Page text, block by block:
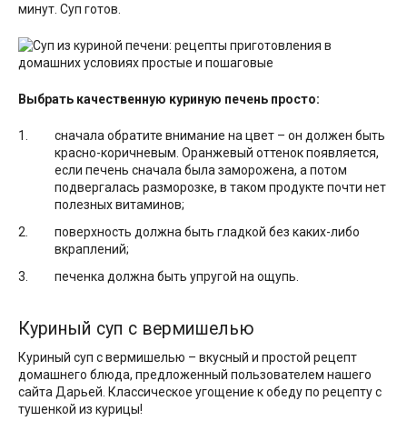
минут. Суп готов.
Выбрать качественную куриную печень просто:
сначала обратите внимание на цвет – он должен быть
красно-коричневым. Оранжевый оттенок появляется,
если печень сначала была заморожена, а потом
подвергалась разморозке, в таком продукте почти нет
полезных витаминов;
поверхность должна быть гладкой без каких-либо
вкраплений;
печенка должна быть упругой на ощупь.
Куриный суп с вермишелью
Куриный суп с вермишелью – вкусный и простой рецепт
домашнего блюда, предложенный пользователем нашего
сайта Дарьей. Классическое угощение к обеду по рецепту с
тушенкой из курицы!